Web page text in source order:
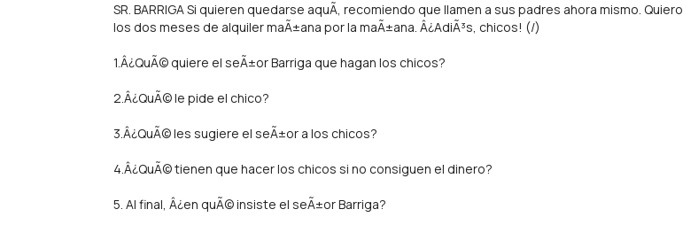
SR. BARRIGA Si quieren quedarse aquÃ­, recomiendo que llamen a sus padres ahora mismo. Quiero
los dos meses de alquiler maÃ±ana por la maÃ±ana. Â¿AdiÃ³s, chicos! (/)
1.Â¿QuÃ© quiere el seÃ±or Barriga que hagan los chicos?
2.Â¿QuÃ© le pide el chico?
3.Â¿QuÃ© les sugiere el seÃ±or a los chicos?
4.Â¿QuÃ© tienen que hacer los chicos si no consiguen el dinero?
5. Al final, Â¿en quÃ© insiste el seÃ±or Barriga?